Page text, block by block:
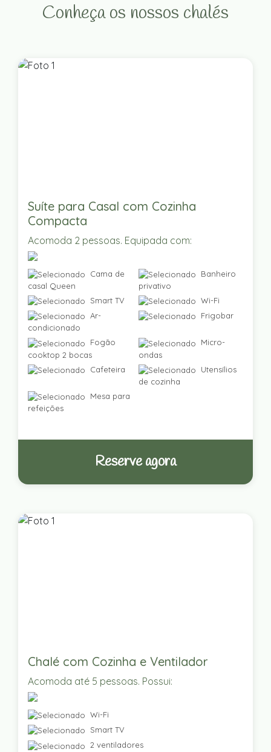
Conheça os nossos chalés
Suíte para Casal com Cozinha
Compacta
Acomoda 2 pessoas. Equipada com:
Cama de
casal Queen
Banheiro
privativo
Smart TV
Wi-Fi
Ar-
condicionado
Frigobar
Fogão
cooktop 2 bocas
Micro-
ondas
Cafeteira
Utensílios
de cozinha
Mesa para
refeições
Reserve agora
Chalé com Cozinha e Ventilador
Acomoda até 5 pessoas. Possui:
Wi-Fi
Smart TV
2 ventiladores